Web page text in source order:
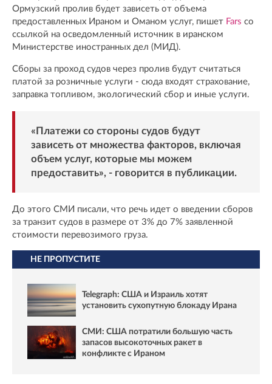
Ормузский пролив будет зависеть от объема
предоставленных Ираном и Оманом услуг, пишет Fars со
ссылкой на осведомленный источник в иранском
Министерстве иностранных дел (МИД).
Сборы за проход судов через пролив будут считаться
платой за розничные услуги - сюда входят страхование,
заправка топливом, экологический сбор и иные услуги.
«Платежи со стороны судов будут
зависеть от множества факторов, включая
объем услуг, которые мы можем
предоставить», - говорится в публикации.
До этого СМИ писали, что речь идет о введении сборов
за транзит судов в размере от 3% до 7% заявленной
стоимости перевозимого груза.
НЕ ПРОПУСТИТЕ
Telegraph: США и Израиль хотят
установить сухопутную блокаду Ирана
СМИ: США потратили большую часть
запасов высокоточных ракет в
конфликте с Ираном